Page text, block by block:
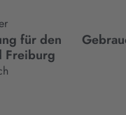
für den
Freiburg